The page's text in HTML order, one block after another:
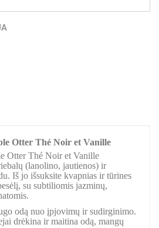
Otter Thé Noir et Vanille
Otter Thé Noir et Vanille
(lanolino, jautienos) ir
Iš jo išsuksite kvapnias ir tūrines
su subtiliomis jazminų,
odą nuo įpjovimų ir sudirginimo.
drėkina ir maitina odą, mangų